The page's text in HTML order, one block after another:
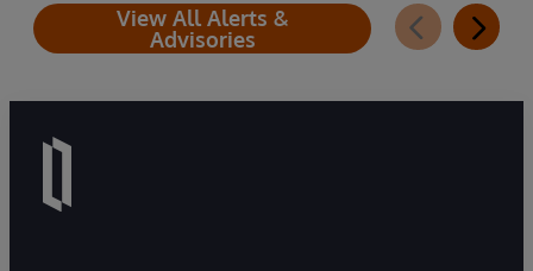
View All Alerts &
Advisories